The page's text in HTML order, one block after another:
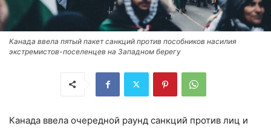
Канада ввела пятый пакет санкций против пособников насилия
экстремистов-поселенцев на Западном берегу
Канада ввела очередной раунд санкций против лиц и